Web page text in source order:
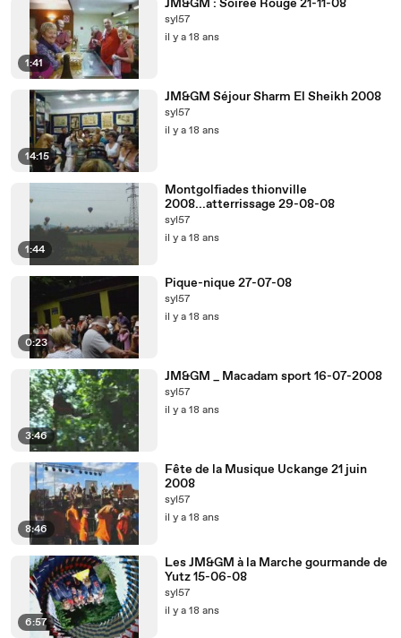
1:41
JM&GM : Soirée Rouge 21-11-08
syl57
il y a 18 ans
14:15
JM&GM Séjour Sharm El Sheikh 2008
syl57
il y a 18 ans
1:44
Montgolfiades thionville
2008...atterrissage 29-08-08
syl57
il y a 18 ans
0:23
Pique-nique 27-07-08
syl57
il y a 18 ans
3:46
JM&GM _ Macadam sport 16-07-2008
syl57
il y a 18 ans
8:46
Fête de la Musique Uckange 21 juin
2008
syl57
il y a 18 ans
6:57
Les JM&GM à la Marche gourmande de
Yutz 15-06-08
syl57
il y a 18 ans